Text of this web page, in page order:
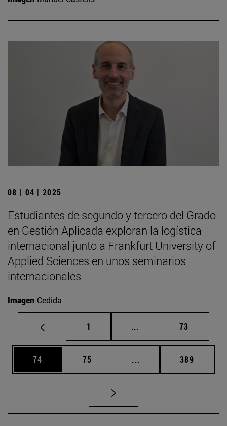
08 | 04 | 2025
Estudiantes de segundo y tercero del Grado
en Gestión Aplicada exploran la logística
internacional junto a Frankfurt University of
Applied Sciences en unos seminarios
internacionales
Imagen Cedida
Página
1 ... Páginas intermedias
Página
73
Página
74 Página
75 ... Páginas intermedias
Página
389